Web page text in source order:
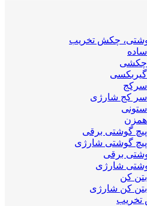
چکش تخریب
چکشی
سرکج
سر کج شارژی
گوشتی برقی
گوشتی شارژی
برقی
شارژی
کن
کن شارژی